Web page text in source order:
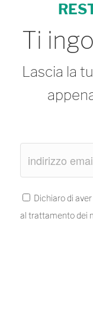
Ti
Lascia la
Dichiaro di
al trattamento dei